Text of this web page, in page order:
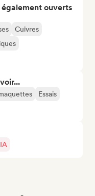
ouverts
Cuivres
Essais